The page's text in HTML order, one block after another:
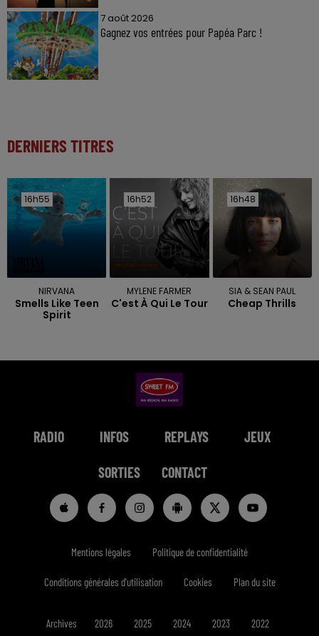
7 août 2026
Gagnez vos entrées pour Papéa Parc !
DERNIERS TITRES
16h55
16h55
NIRVANA
Smells Like Teen
Spirit
16h52
16h52
MYLENE FARMER
C'est À Qui Le Tour
16h48
16h48
SIA & SEAN PAUL
Cheap Thrills
RADIO INFOS REPLAYS JEUX
SORTIES CONTACT
Mentions légales Politique de confidentialité
Conditions générales d'utilisation Cookies Plan du site
Archives 2026 2025 2024 2023 2022